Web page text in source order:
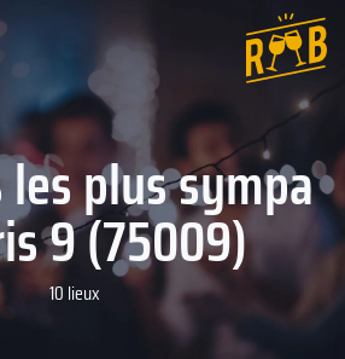
plus sympa
9 (75009)
10 lieux